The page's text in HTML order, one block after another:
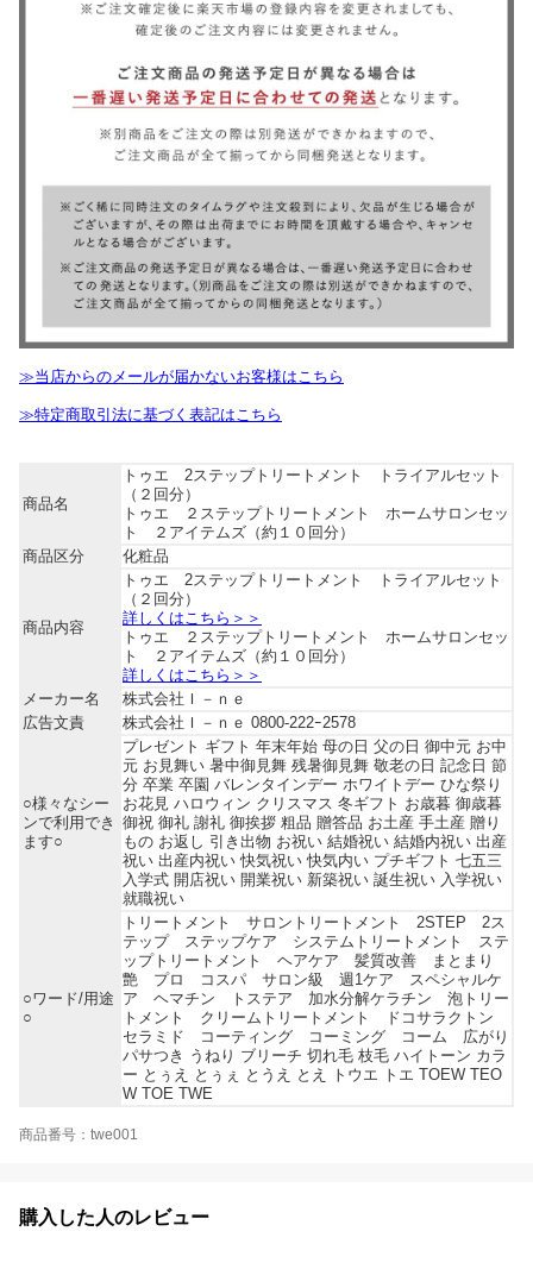
≫当店からのメールが届かないお客様はこちら
≫特定商取引法に基づく表記はこちら
商品名
トゥエ 2ステップトリートメント トライアルセット
（２回分）
トゥエ ２ステップトリートメント ホームサロンセッ
ト ２アイテムズ（約１０回分）
商品区分
化粧品
商品内容
トゥエ 2ステップトリートメント トライアルセット
（２回分）
詳しくはこちら＞＞
トゥエ ２ステップトリートメント ホームサロンセッ
ト ２アイテムズ（約１０回分）
詳しくはこちら＞＞
メーカー名
株式会社Ｉ－ｎｅ
広告文責
株式会社Ｉ－ｎｅ 0800-222ｰ2578
○様々なシー
ンで利用でき
ます○
プレゼント ギフト 年末年始 母の日 父の日 御中元 お中
元 お見舞い 暑中御見舞 残暑御見舞 敬老の日 記念日 節
分 卒業 卒園 バレンタインデー ホワイトデー ひな祭り
お花見 ハロウィン クリスマス 冬ギフト お歳暮 御歳暮
御祝 御礼 謝礼 御挨拶 粗品 贈答品 お土産 手土産 贈り
もの お返し 引き出物 お祝い 結婚祝い 結婚内祝い 出産
祝い 出産内祝い 快気祝い 快気内い プチギフト 七五三
入学式 開店祝い 開業祝い 新築祝い 誕生祝い 入学祝い
就職祝い
○ワード/用途
○
トリートメント サロントリートメント 2STEP 2ス
テップ ステップケア システムトリートメント ステ
ップトリートメント ヘアケア 髪質改善 まとまり
艶 プロ コスパ サロン級 週1ケア スペシャルケ
ア ヘマチン トステア 加水分解ケラチン 泡トリー
トメント クリームトリートメント ドコサラクトン
セラミド コーティング コーミング コーム 広がり
パサつき うねり ブリーチ 切れ毛 枝毛 ハイトーン カラ
ー とぅえ とぅぇ とうえ とえ トウエ トエ TOEW TEO
W TOE TWE
商品番号：twe001
購入した人のレビュー